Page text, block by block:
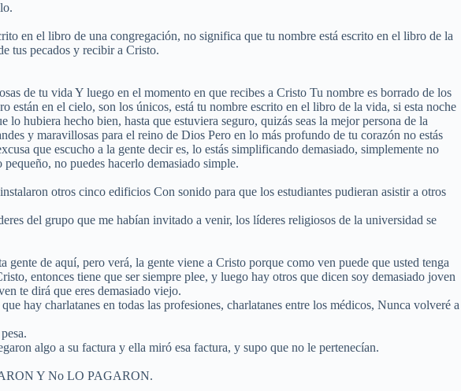
en el libro de una congregación, no significa que tu nombre está escrito en el libro de la
tus pecados y recibir a Cristo.
de tu vida Y luego en el momento en que recibes a Cristo Tu nombre es borrado de los
en el cielo, son los únicos, está tu nombre escrito en el libro de la vida, si esta noche
hubiera hecho bien, hasta que estuviera seguro, quizás seas la mejor persona de la
y maravillosas para el reino de Dios Pero en lo más profundo de tu corazón no estás
que escucho a la gente decir es, lo estás simplificando demasiado, simplemente no
no puedes hacerlo demasiado simple.
otros cinco edificios Con sonido para que los estudiantes pudieran asistir a otros
del grupo que me habían invitado a venir, los líderes religiosos de la universidad se
de aquí, pero verá, la gente viene a Cristo porque como ven puede que usted tenga
entonces tiene que ser siempre plee, y luego hay otros que dicen soy demasiado joven
te dirá que eres demasiado viejo.
hay charlatanes en todas las profesiones, charlatanes entre los médicos, Nunca volveré a
algo a su factura y ella miró esa factura, y supo que no le pertenecían.
Y No LO PAGARON.